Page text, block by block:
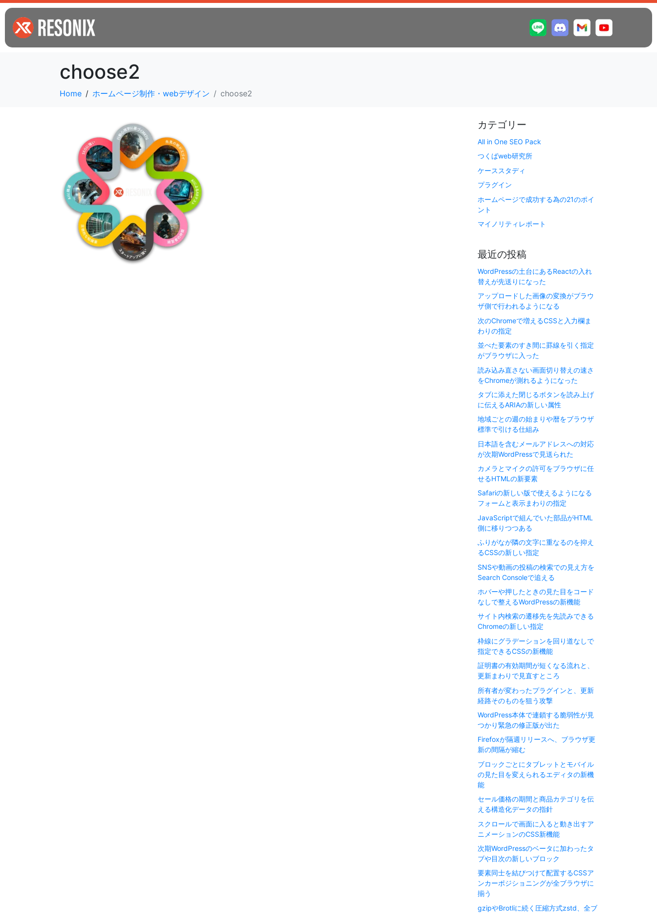
choose2
Home ホームページ制作・webデザイン choose2
カテゴリー
All in One SEO Pack
つくばweb研究所
ケーススタディ
プラグイン
ホームページで成功する為の21のポイ
ント
マイノリティレポート
最近の投稿
WordPressの土台にあるReactの入れ
替えが先送りになった
アップロードした画像の変換がブラウ
ザ側で行われるようになる
次のChromeで増えるCSSと入力欄ま
わりの指定
並べた要素のすき間に罫線を引く指定
がブラウザに入った
読み込み直さない画面切り替えの速さ
をChromeが測れるようになった
タブに添えた閉じるボタンを読み上げ
に伝えるARIAの新しい属性
地域ごとの週の始まりや暦をブラウザ
標準で引ける仕組み
日本語を含むメールアドレスへの対応
が次期WordPressで見送られた
カメラとマイクの許可をブラウザに任
せるHTMLの新要素
Safariの新しい版で使えるようになる
フォームと表示まわりの指定
JavaScriptで組んでいた部品がHTML
側に移りつつある
ふりがなが隣の文字に重なるのを抑え
るCSSの新しい指定
SNSや動画の投稿の検索での見え方を
Search Consoleで追える
ホバーや押したときの見た目をコード
なしで整えるWordPressの新機能
サイト内検索の遷移先を先読みできる
Chromeの新しい指定
枠線にグラデーションを回り道なしで
指定できるCSSの新機能
証明書の有効期間が短くなる流れと、
更新まわりで見直すところ
所有者が変わったプラグインと、更新
経路そのものを狙う攻撃
WordPress本体で連鎖する脆弱性が見
つかり緊急の修正版が出た
Firefoxが隔週リリースへ、ブラウザ更
新の間隔が縮む
ブロックごとにタブレットとモバイル
の見た目を変えられるエディタの新機
能
セール価格の期間と商品カテゴリを伝
える構造化データの指針
スクロールで画面に入ると動き出すア
ニメーションのCSS新機能
次期WordPressのベータに加わったタ
ブや目次の新しいブロック
要素同士を結びつけて配置するCSSア
ンカーポジショニングが全ブラウザに
揃う
gzipやBrotliに続く圧縮方式zstd、全ブ